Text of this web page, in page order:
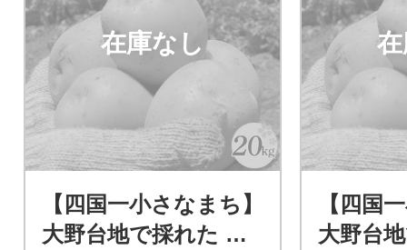
在庫なし
【四国一小さなまち】
大野台地で採れた 令
【四国
大野台